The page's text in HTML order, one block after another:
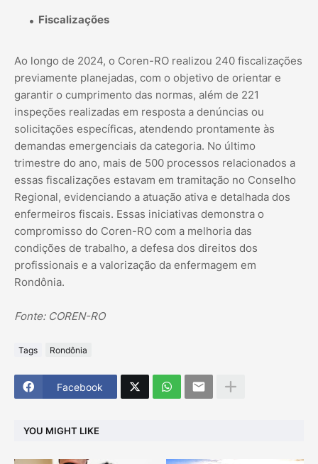
Fiscalizações
Ao longo de 2024, o Coren-RO realizou 240 fiscalizações
previamente planejadas, com o objetivo de orientar e
garantir o cumprimento das normas, além de 221
inspeções realizadas em resposta a denúncias ou
solicitações específicas, atendendo prontamente às
demandas emergenciais da categoria. No último
trimestre do ano, mais de 500 processos relacionados a
essas fiscalizações estavam em tramitação no Conselho
Regional, evidenciando a atuação ativa e detalhada dos
enfermeiros fiscais. Essas iniciativas demonstra o
compromisso do Coren-RO com a melhoria das
condições de trabalho, a defesa dos direitos dos
profissionais e a valorização da enfermagem em
Rondônia.
Fonte: COREN-RO
Tags Rondônia
Facebook
YOU MIGHT LIKE